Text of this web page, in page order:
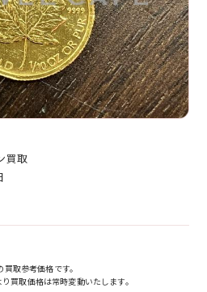
買取
取参考価格です。
買取価格は常時変動いたします。